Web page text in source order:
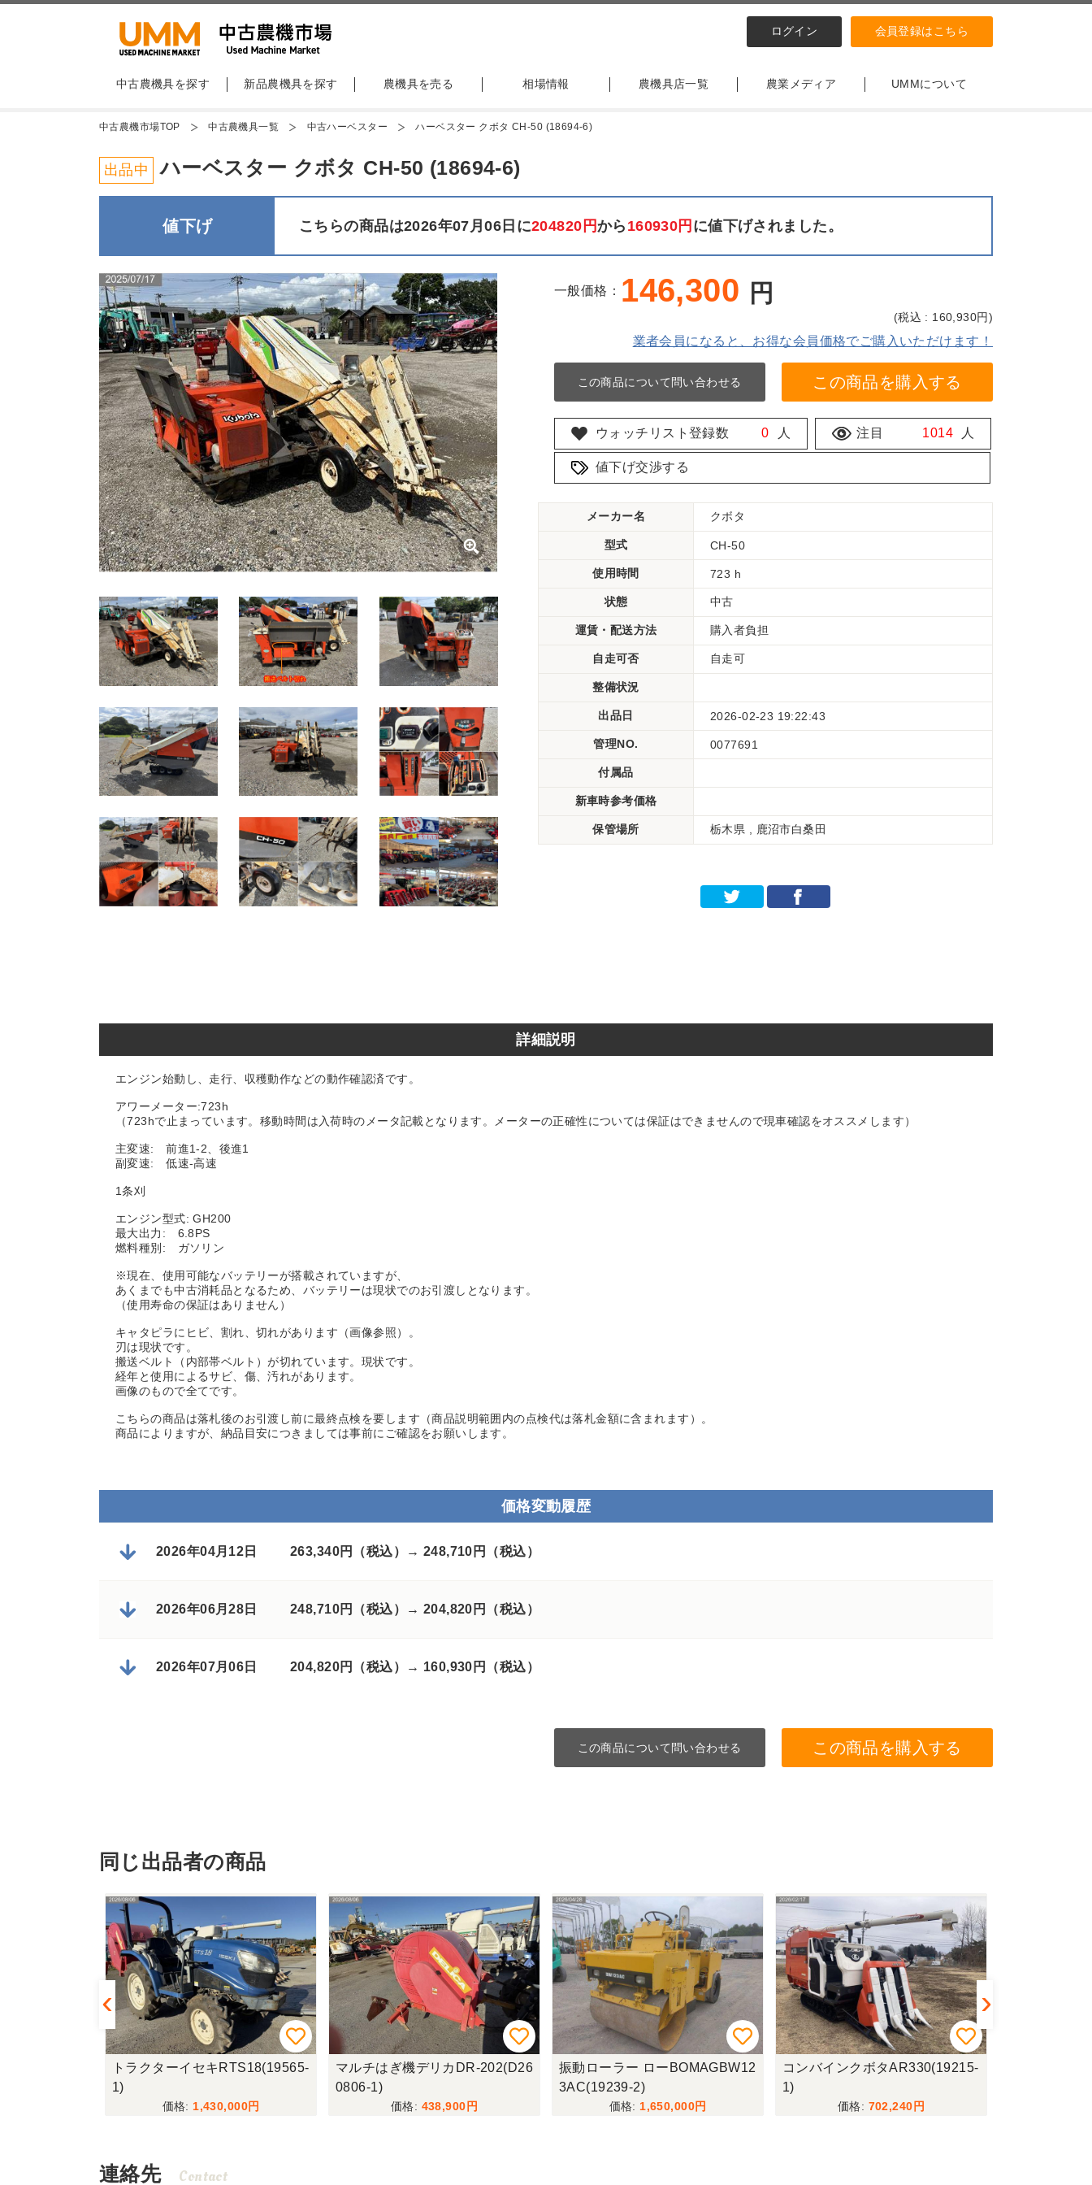
ログイン 会員登録はこちら
中古農機具を探す 新品農機具を探す 農機具を売る 相場情報 農機具店一覧 農業メディア UMMについて
中古農機市場TOP 中古農機具一覧 中古ハーベスター ハーベスター クボタ CH-50 (18694-6)
出品中 ハーベスター クボタ CH-50 (18694-6)
値下げ こちらの商品は2026年07月06日に204820円から 160930円 に値下げされました。
一般価格： 146,300 円
(税込 : 160,930円)
業者会員になると、お得な会員価格でご購入いただけます！
この商品について問い合わせる この商品を購入する
ウォッチリスト登録数 0 人 注目 1014 人
値下げ交渉する
メーカー名 クボタ
型式 CH-50
使用時間 723 h
状態 中古
運賃・配送方法 購入者負担
自走可否 自走可
整備状況
出品日 2026-02-23 19:22:43
管理NO. 0077691
付属品
新車時参考価格
保管場所 栃木県 , 鹿沼市白桑田
詳細説明
エンジン始動し、走行、収穫動作などの動作確認済です。
アワーメーター:723h
（723hで止まっています。移動時間は入荷時のメータ記載となります。メーターの正確性については保証はできませんので現車確認をオススメします）
主変速: 前進1-2、後進1
副変速: 低速-高速
1条刈
エンジン型式: GH200
最大出力: 6.8PS
燃料種別: ガソリン
※現在、使用可能なバッテリーが搭載されていますが、
あくまでも中古消耗品となるため、バッテリーは現状でのお引渡しとなります。
（使用寿命の保証はありません）
キャタピラにヒビ、割れ、切れがあります（画像参照）。
刃は現状です。
搬送ベルト（内部帯ベルト）が切れています。現状です。
経年と使用によるサビ、傷、汚れがあります。
画像のもので全てです。
こちらの商品は落札後のお引渡し前に最終点検を要します（商品説明範囲内の点検代は落札金額に含まれます）。
商品によりますが、納品目安につきましては事前にご確認をお願いします。
価格変動履歴
2026年04月12日 263,340円（税込）→ 248,710円（税込）
2026年06月28日 248,710円（税込）→ 204,820円（税込）
2026年07月06日 204,820円（税込）→ 160,930円（税込）
この商品について問い合わせる この商品を購入する
同じ出品者の商品
トラクターイセキRTS18(19565-
1)
1,430,000
マルチはぎ機デリカDR-202(D26
0806-1)
438,900
振動ローラー ローBOMAGBW12
3AC(19239-2)
1,650,000
コンバインクボタAR330(19215-
1)
702,240
連絡先 Contact